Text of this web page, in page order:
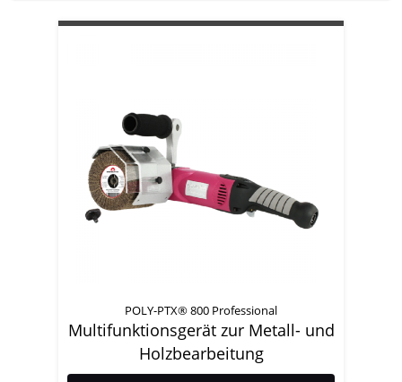
POLY-PTX® 800 Professional
Multifunktionsgerät zur Metall- und
Holzbearbeitung